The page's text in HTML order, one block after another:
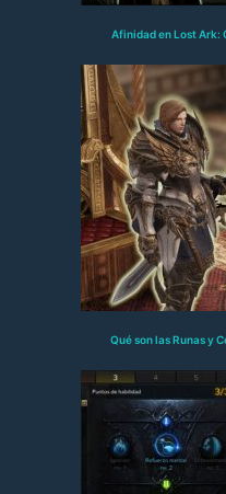
Afinidad en Lost Ark:
Qué son las Runas y